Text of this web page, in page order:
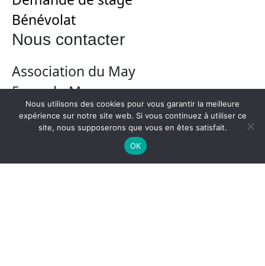
Bénévolat
Nous contacter
Association du May
5 rue du May
31000 Toulouse
05 61 21 64 51
contact@may-asso.fr
Nous utilisons des cookies pour vous garantir la meilleure
expérience sur notre site web. Si vous continuez à utiliser ce
site, nous supposerons que vous en êtes satisfait.
OK